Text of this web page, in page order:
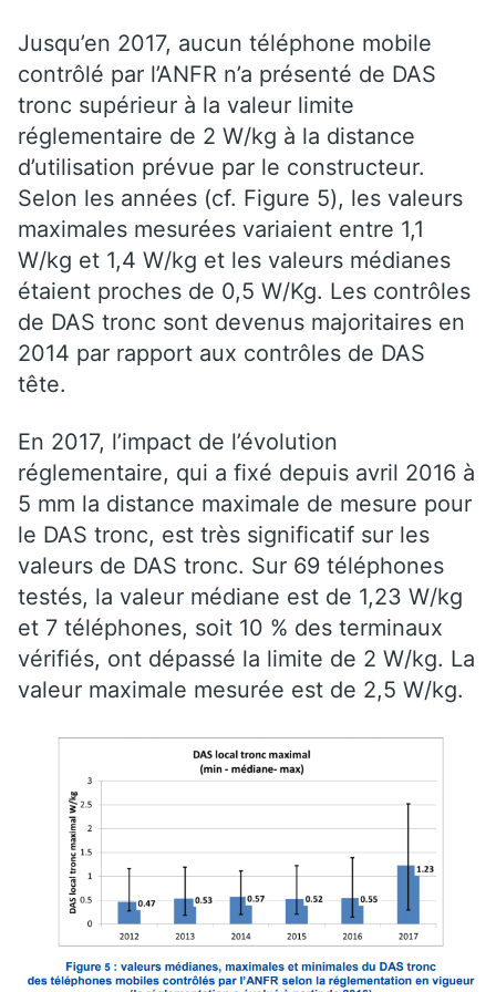
Jusqu’en 2017, aucun téléphone mobile
contrôlé par l’ANFR n’a présenté de DAS
tronc supérieur à la valeur limite
réglementaire de 2 W/kg à la distance
d’utilisation prévue par le constructeur.
Selon les années (cf. Figure 5), les valeurs
maximales mesurées variaient entre 1,1
W/kg et 1,4 W/kg et les valeurs médianes
étaient proches de 0,5 W/Kg. Les contrôles
de DAS tronc sont devenus majoritaires en
2014 par rapport aux contrôles de DAS
tête.
En 2017, l’impact de l’évolution
réglementaire, qui a fixé depuis avril 2016 à
5 mm la distance maximale de mesure pour
le DAS tronc, est très significatif sur les
valeurs de DAS tronc. Sur 69 téléphones
testés, la valeur médiane est de 1,23 W/kg
et 7 téléphones, soit 10 % des terminaux
vérifiés, ont dépassé la limite de 2 W/kg. La
valeur maximale mesurée est de 2,5 W/kg.